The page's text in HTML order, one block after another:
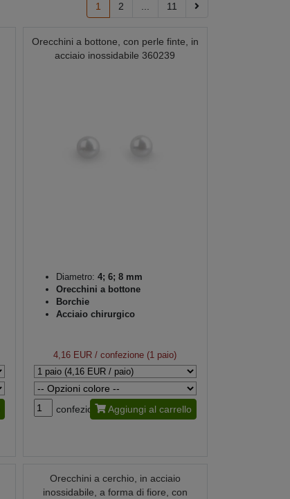
1 2 11
Orecchini a bottone, con perle finte, in
acciaio inossidabile 360239
Diametro: 4; 6; 8 mm
Orecchini a bottone
Borchie
Acciaio chirurgico
4,16 EUR / confezione (1 paio)
confezione Aggiungi al carrello
Orecchini a cerchio, in acciaio
inossidabile, a forma di fiore, con